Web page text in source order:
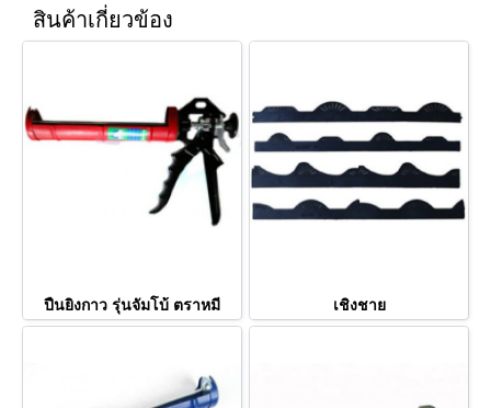
สินค้าเกี่ยวข้อง
ปืนยิงกาว รุ่นจัมโบ้ ตราหมี เชิงชาย